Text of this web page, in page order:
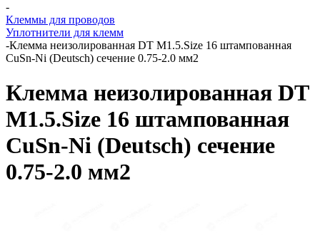
-
Клеммы для проводов
Уплотнители для клемм
-Клемма неизолированная DT M1.5.Size 16 штампованная
CuSn-Ni (Deutsch) сечение 0.75-2.0 мм2
Клемма неизолированная DT
M1.5.Size 16 штампованная
CuSn-Ni (Deutsch) сечение
0.75-2.0 мм2